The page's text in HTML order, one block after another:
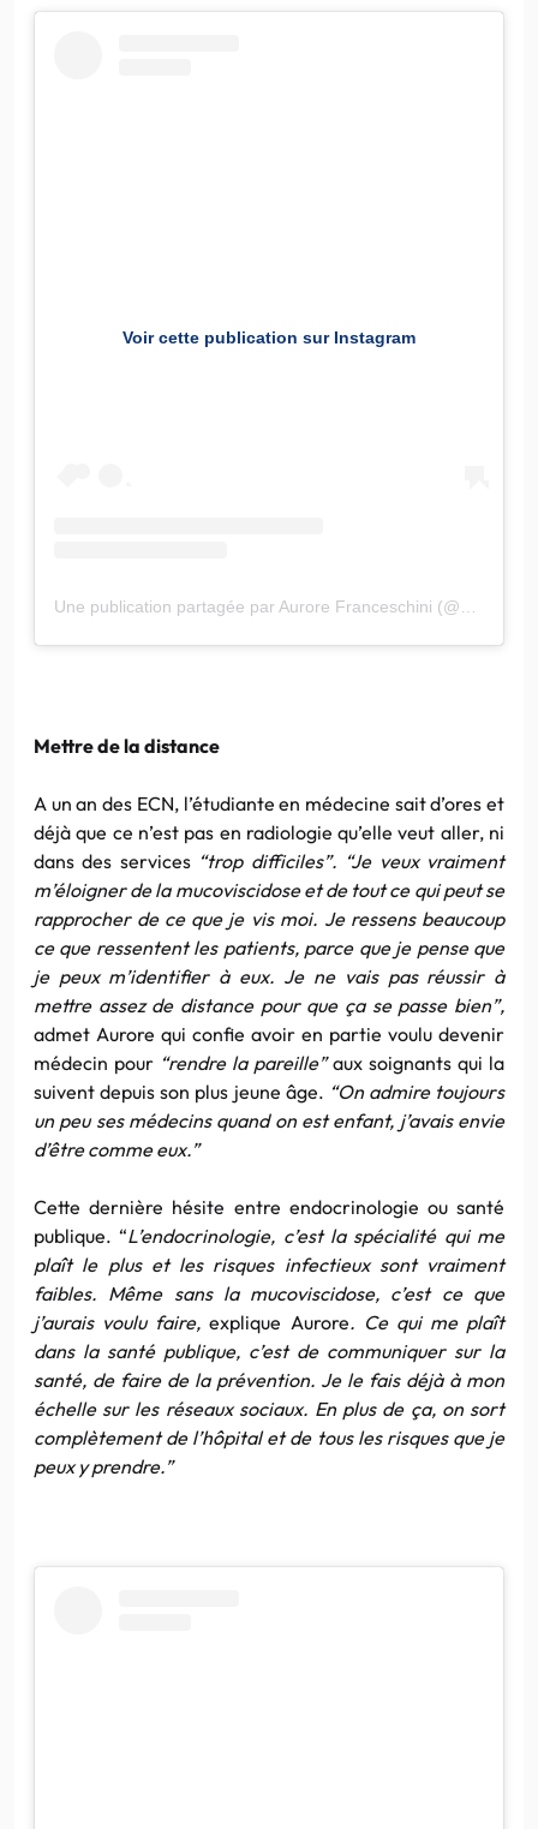
Voir cette publication sur Instagram
Mettre de la distance
A un an des ECN, l’étudiante en médecine sait d’ores et
déjà que ce n’est pas en radiologie qu’elle veut aller, ni
dans des services“trop difficiles”. “Je veux vraiment
m’éloigner de la mucoviscidose et de tout ce qui peut se
rapprocher de ce que je vis moi. Je ressens beaucoup
ce que ressentent les patients, parce que je pense que
je peux m’identifier à eux. Je ne vais pas réussir à
mettre assez de distance pour que ça se passe bien”,
admet Aurore qui confie avoir en partie voulu devenir
médecin pour “rendre la pareille”aux soignants qui la
suivent depuis son plus jeune âge. “On admire toujours
un peu ses médecins quand on est enfant, j’avais envie
d’être comme eux.”
Cette dernière hésite entre endocrinologie ou santé
publique. “L’endocrinologie, c’est la spécialité qui me
plaît le plus et les risques infectieux sont vraiment
faibles. Même sans la mucoviscidose, c’est ce que
j’aurais voulu faire,explique Aurore. Ce qui me plaît
dans la santé publique, c’est de communiquer sur la
santé, de faire de la prévention. Je le fais déjà à mon
échelle sur les réseaux sociaux. En plus de ça, on sort
complètement de l’hôpital et de tous les risques que je
peux y prendre.”